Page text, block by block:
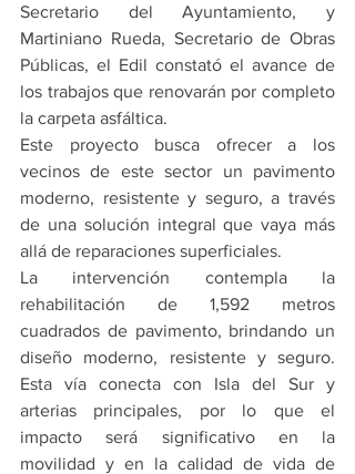
Secretario del Ayuntamiento, y
Martiniano Rueda, Secretario de Obras
Públicas, el Edil constató el avance de
los trabajos que renovarán por completo
la carpeta asfáltica.
Este proyecto busca ofrecer a los
vecinos de este sector un pavimento
moderno, resistente y seguro, a través
de una solución integral que vaya más
allá de reparaciones superficiales.
La intervención contempla la
rehabilitación de 1,592 metros
cuadrados de pavimento, brindando un
diseño moderno, resistente y seguro.
Esta vía conecta con Isla del Sur y
arterias principales, por lo que el
impacto será significativo en la
movilidad y en la calidad de vida de